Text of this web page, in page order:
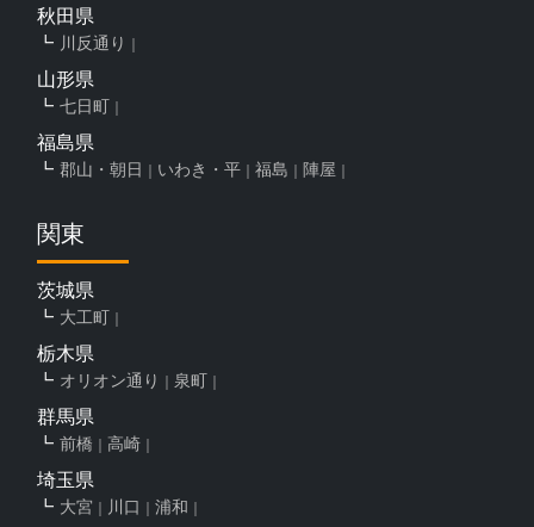
秋田県
川反通り
山形県
七日町
福島県
郡山・朝日 いわき・平 福島 陣屋
関東
茨城県
大工町
栃木県
オリオン通り 泉町
群馬県
前橋 高崎
埼玉県
大宮 川口 浦和